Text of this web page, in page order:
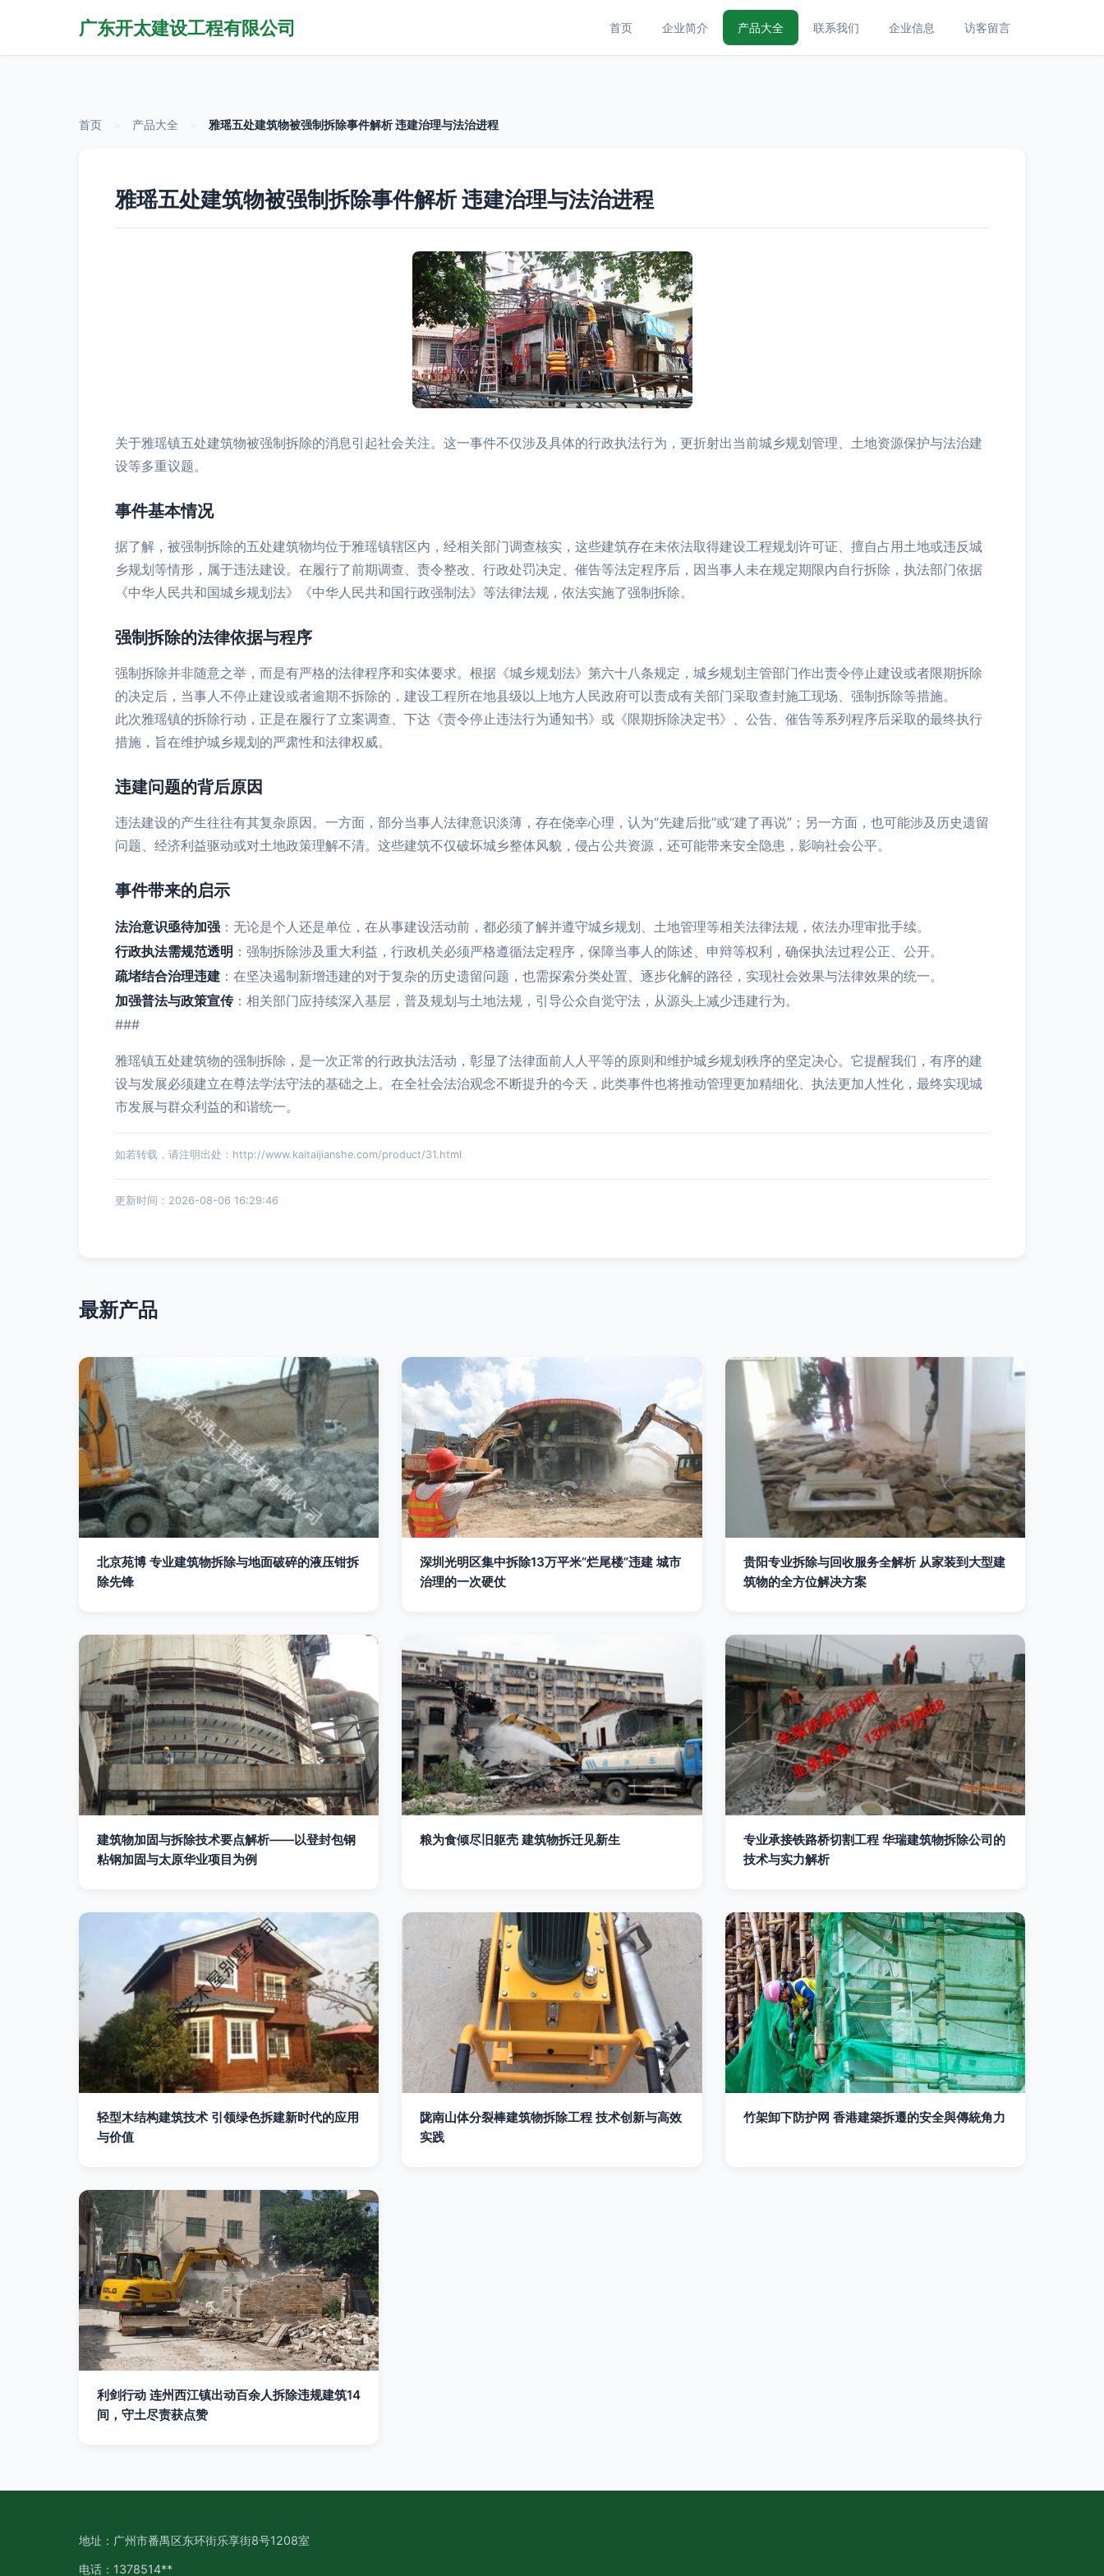
广东开太建设工程有限公司 首页 企业简介 产品大全 联系我们 企业信息 访客留言
首页 产品大全 雅瑶五处建筑物被强制拆除事件解析 违建治理与法治进程
雅瑶五处建筑物被强制拆除事件解析 违建治理与法治进程
关于雅瑶镇五处建筑物被强制拆除的消息引起社会关注。这一事件不仅涉及具体的行政执法行为，更折射出当前城乡规划管理、土地资源保护与法治建
设等多重议题。
事件基本情况
据了解，被强制拆除的五处建筑物均位于雅瑶镇辖区内，经相关部门调查核实，这些建筑存在未依法取得建设工程规划许可证、擅自占用土地或违反城
乡规划等情形，属于违法建设。在履行了前期调查、责令整改、行政处罚决定、催告等法定程序后，因当事人未在规定期限内自行拆除，执法部门依据
《中华人民共和国城乡规划法》《中华人民共和国行政强制法》等法律法规，依法实施了强制拆除。
强制拆除的法律依据与程序
强制拆除并非随意之举，而是有严格的法律程序和实体要求。根据《城乡规划法》第六十八条规定，城乡规划主管部门作出责令停止建设或者限期拆除
的决定后，当事人不停止建设或者逾期不拆除的，建设工程所在地县级以上地方人民政府可以责成有关部门采取查封施工现场、强制拆除等措施。
此次雅瑶镇的拆除行动，正是在履行了立案调查、下达《责令停止违法行为通知书》或《限期拆除决定书》、公告、催告等系列程序后采取的最终执行
措施，旨在维护城乡规划的严肃性和法律权威。
违建问题的背后原因
违法建设的产生往往有其复杂原因。一方面，部分当事人法律意识淡薄，存在侥幸心理，认为“先建后批”或“建了再说”；另一方面，也可能涉及历史遗留
问题、经济利益驱动或对土地政策理解不清。这些建筑不仅破坏城乡整体风貌，侵占公共资源，还可能带来安全隐患，影响社会公平。
事件带来的启示
法治意识亟待加强 ：无论是个人还是单位，在从事建设活动前，都必须了解并遵守城乡规划、土地管理等相关法律法规，依法办理审批手续。
行政执法需规范透明 ：强制拆除涉及重大利益，行政机关必须严格遵循法定程序，保障当事人的陈述、申辩等权利，确保执法过程公正、公开。
疏堵结合治理违建 ：在坚决遏制新增违建的对于复杂的历史遗留问题，也需探索分类处置、逐步化解的路径，实现社会效果与法律效果的统一。
加强普法与政策宣传：相关部门应持续深入基层，普及规划与土地法规，引导公众自觉守法，从源头上减少违建行为。
###
雅瑶镇五处建筑物的强制拆除，是一次正常的行政执法活动，彰显了法律面前人人平等的原则和维护城乡规划秩序的坚定决心。它提醒我们，有序的建
设与发展必须建立在尊法学法守法的基础之上。在全社会法治观念不断提升的今天，此类事件也将推动管理更加精细化、执法更加人性化，最终实现城
市发展与群众利益的和谐统一。
如若转载，请注明出处：http://www.kaitaijianshe.com/product/31.html
更新时间：2026-08-06 16:29:46
最新产品
北京苑博 专业建筑物拆除与地面破碎的液压钳拆
除先锋
深圳光明区集中拆除13万平米“烂尾楼”违建 城市
治理的一次硬仗
贵阳专业拆除与回收服务全解析 从家装到大型建
筑物的全方位解决方案
建筑物加固与拆除技术要点解析——以登封包钢
粘钢加固与太原华业项目为例
粮为食倾尽旧躯壳 建筑物拆迁见新生
专业承接铁路桥切割工程 华瑞建筑物拆除公司的
技术与实力解析
轻型木结构建筑技术 引领绿色拆建新时代的应用
与价值
陇南山体分裂棒建筑物拆除工程 技术创新与高效
实践
竹架卸下防护网 香港建築拆遷的安全與傳統角力
利剑行动 连州西江镇出动百余人拆除违规建筑14
间，守土尽责获点赞
地址：广州市番禺区东环街乐享街8号1208室
电话：1378514**